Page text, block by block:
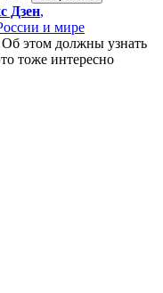
Дзен,
и мире
этом должны узнать
тоже интересно